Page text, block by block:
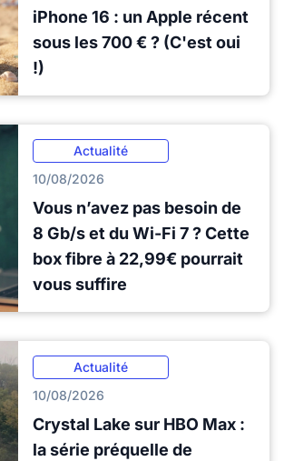
iPhone 16 : un Apple récent
sous les 700 € ? (C'est oui
!)
Actualité
10/08/2026
Vous n’avez pas besoin de
8 Gb/s et du Wi-Fi 7 ? Cette
box fibre à 22,99€ pourrait
vous suffire
Actualité
10/08/2026
Crystal Lake sur HBO Max :
la série préquelle de